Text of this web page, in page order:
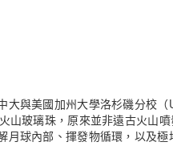
大與美國加州大學洛杉磯分校
山玻璃珠，原來並非遠古火山
球內部、揮發物循環，以及極